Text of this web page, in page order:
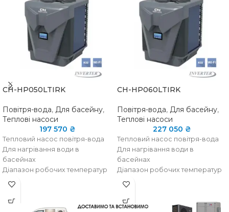
CH-HP050LTIRK
Повітря-вода, Для басейну,
Теплові насоси
197 570 ₴
Тепловий насос повітря-вода
Для нагрівання води в
басейнах
Діапазон робочих температур
від -15 ° C до + 43 ° C
Wi-Fi управління
Вертикальний викид повітря
CH-HP060LTIRK
Повітря-вода, Для басейну,
Теплові насоси
227 050 ₴
Тепловий насос повітря-вода
Для нагрівання води в
басейнах
Діапазон робочих температур
від -15 ° C до + 43 ° C
Wi-Fi управління
Вертикальний викид повітря